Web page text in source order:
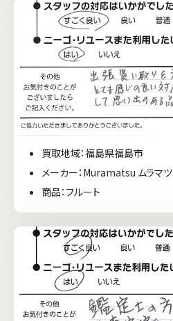
買取地域：福島県福島市
メーカー：Muramatsu ムラマツ
商品：フルート